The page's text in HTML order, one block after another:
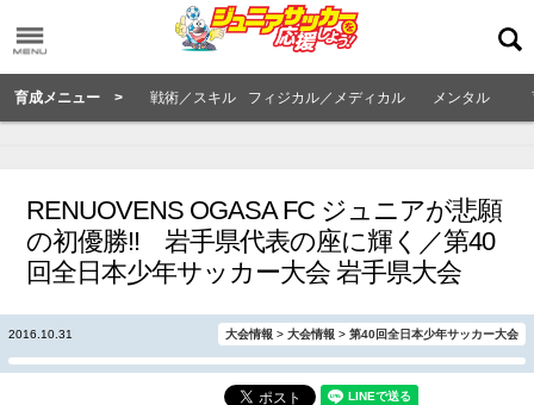
育成メニュー > 戦術／スキル フィジカル／メディカル メンタル
RENUOVENS OGASA FC ジュニアが悲願
の初優勝!! 岩手県代表の座に輝く／第40
回全日本少年サッカー大会 岩手県大会
2016.10.31 大会情報 > 大会情報 > 第40回全日本少年サッカー大会